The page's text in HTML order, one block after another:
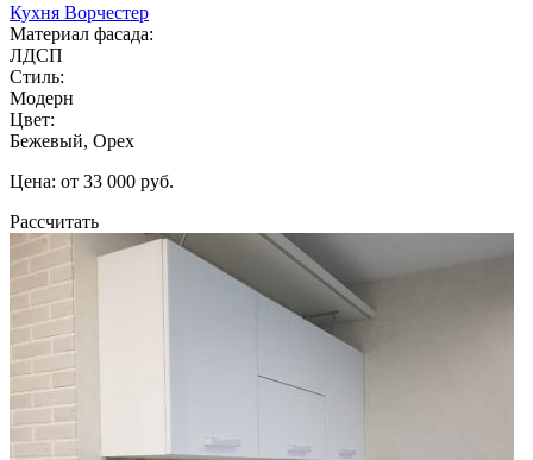
Кухня Ворчестер
Материал фасада:
ЛДСП
Стиль:
Модерн
Цвет:
Бежевый, Орех
Цена: от 33 000 руб.
Рассчитать